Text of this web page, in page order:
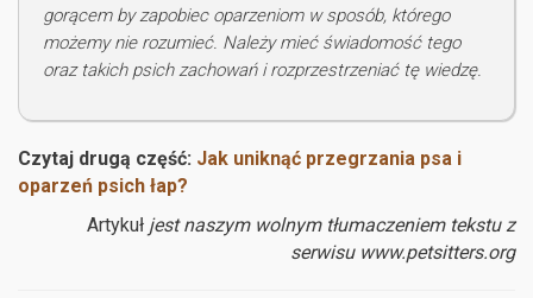
gorącem by zapobiec oparzeniom w sposób, którego
możemy nie rozumieć. Należy mieć świadomość tego
oraz takich psich zachowań i rozprzestrzeniać tę wiedzę.
Czytaj drugą część: Jak uniknąć przegrzania psa i
oparzeń psich łap?
Artykuł jest naszym wolnym tłumaczeniem tekstu z
serwisu www.petsitters.org